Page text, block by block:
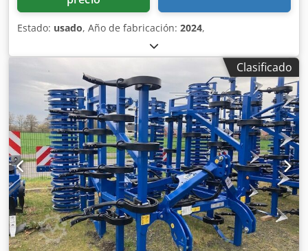
Estado: usado, Año de fabricación: 2024,
Clasificado